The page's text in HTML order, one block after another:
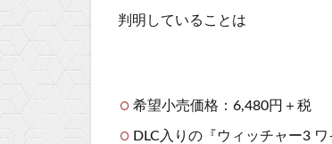
判明していることは
希望小売価格： 6,480円＋税
DLC入りの『ウィッチャー3